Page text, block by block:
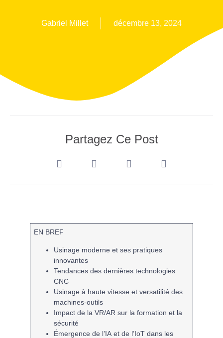
Gabriel Millet décembre 13, 2024
Partagez Ce Post
EN BREF
Usinage moderne et ses pratiques
innovantes
Tendances des dernièrestechnologies
CNC
Usinage à haute vitesse et versatilité des
machines-outils
Impact de laVR/AR sur la formation et la
sécurité
Émergence de l’IA et de l’IoT dans les